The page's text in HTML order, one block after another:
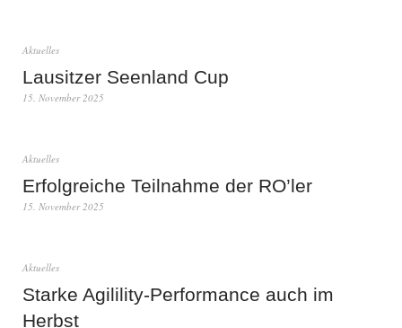
Aktuelles
Lausitzer Seenland Cup
15. November 2025
Aktuelles
Erfolgreiche Teilnahme der RO’ler
15. November 2025
Aktuelles
Starke Agilility-Performance auch im
Herbst